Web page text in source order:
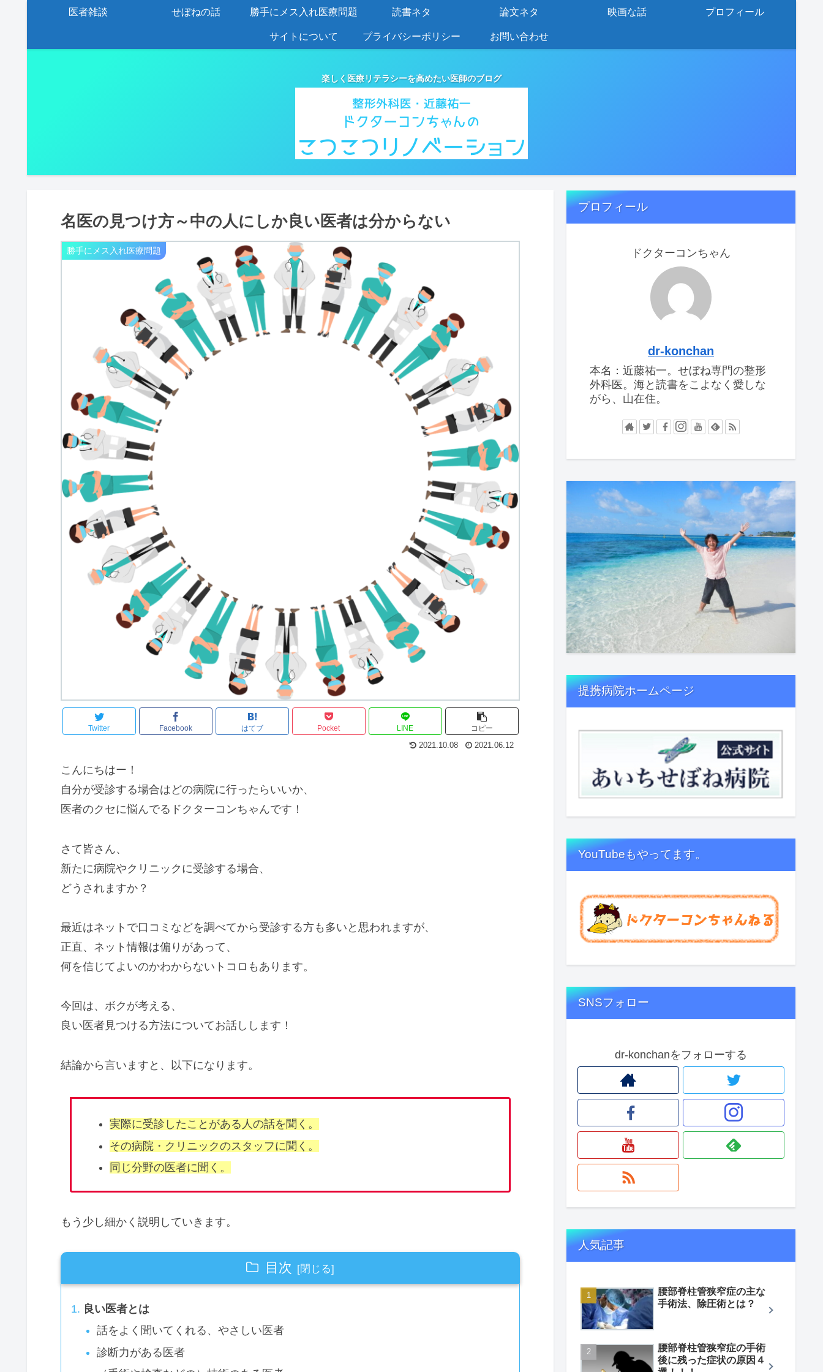
楽しく医療リテラシーを高めたい医師のブログ
医者雑談 せぼねの話 勝手にメス入れ医療問題 読書ネタ 論文ネタ 映画な話 プロフィール
サイトについて プライバシーポリシー お問い合わせ
名医の見つけ方～中の人にしか良い医者は分からない
勝手にメス入れ医療問題
Twitter Facebook はてブ Pocket LINE コピー
2021.10.08 2021.06.12
こんにちはー！
自分が受診する場合はどの病院に行ったらいいか、
医者のクセに悩んでるドクターコンちゃんです！
さて皆さん、
新たに病院やクリニックに受診する場合、
どうされますか？
最近はネットで口コミなどを調べてから受診する方も多いと思われますが、
正直、ネット情報は偏りがあって、
何を信じてよいのかわからないトコロもあります。
今回は、ボクが考える、
良い医者見つける方法についてお話しします！
結論から言いますと、以下になります。
実際に受診したことがある人の話を聞く。
その病院・クリニックのスタッフに聞く。
同じ分野の医者に聞く。
もう少し細かく説明していきます。
目次
良い医者とは
話をよく聞いてくれる、やさしい医者
診断力がある医者
プロフィール
ドクターコンちゃん
dr-konchan
本名：近藤祐一。せぼね専門の整形
外科医。海と読書をこよなく愛しな
がら、山在住。
提携病院ホームページ
YouTubeもやってます。
SNSフォロー
dr-konchanをフォローする
人気記事
腰部脊柱管狭窄症の主な
手術法、除圧術とは？
腰部脊柱管狭窄症の手術
後に残った症状の原因４